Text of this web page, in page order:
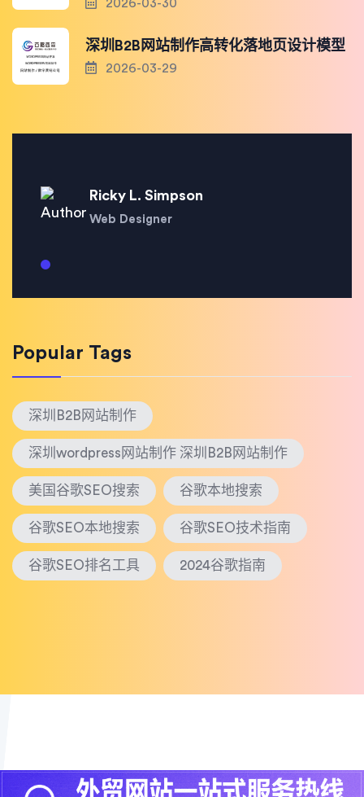
2026-03-30
深圳B2B网站制作高转化落地页设计模型
2026-03-29
Ricky L. Simpson
Web Designer
Popular Tags
深圳B2B网站制作
深圳wordpress网站制作 深圳B2B网站制作
美国谷歌SEO搜索 谷歌本地搜索
谷歌SEO本地搜索 谷歌SEO技术指南
谷歌SEO排名工具 2024谷歌指南